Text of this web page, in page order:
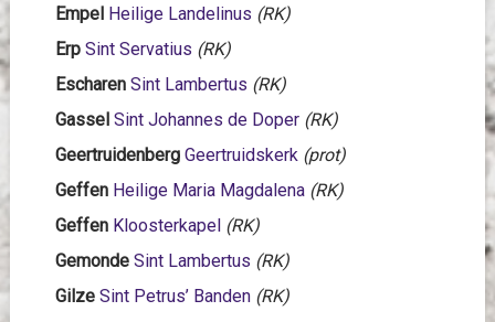
Empel Heilige Landelinus (RK)
Erp Sint Servatius (RK)
Escharen Sint Lambertus (RK)
Gassel Sint Johannes de Doper(RK)
Geertruidenberg Geertruidskerk (prot)
Geffen Heilige Maria Magdalena(RK)
Geffen Kloosterkapel (RK)
Gemonde Sint Lambertus (RK)
Gilze Sint Petrus’ Banden (RK)